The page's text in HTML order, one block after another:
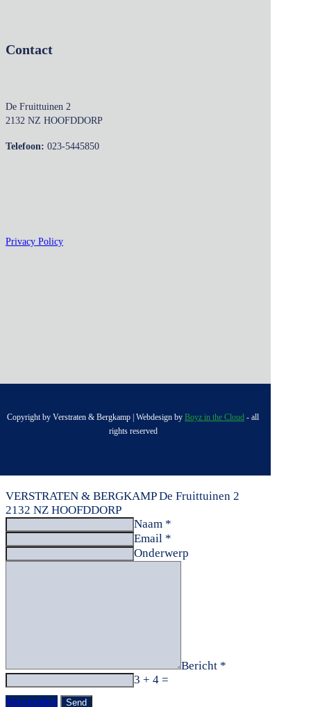
Contact
De Fruittuinen 2
2132 NZ HOOFDDORP
Telefoon: 023-5445850
Privacy Policy
Copyright by Verstraten & Bergkamp | Webdesign byBoyz in the Cloud - all
rights reserved
VERSTRATEN & BERGKAMP De Fruittuinen 2
2132 NZ HOOFDDORP
Naam *
Email *
Onderwerp
Bericht *
3 + 4 =
Verzenden